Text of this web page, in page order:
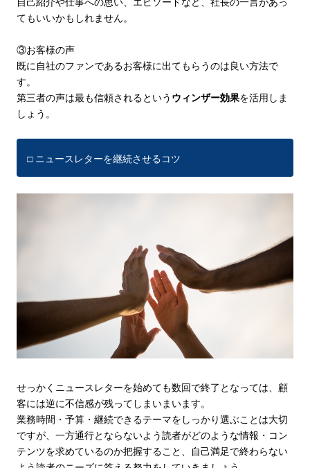
てもいいかもしれません。
③お客様の声
既に自社のファンであるお客様に出てもらうのは良い方法で
す。
第三者の声は最も信頼されるという ウィンザー効果を活用しま
しょう。
□ ニュースレターを継続させるコツ
せっかくニュースレターを始めても数回で終了となっては、顧
客には逆に不信感が残ってしまいまいます。
業務時間・予算・継続できるテーマをしっかり選ぶことは大切
ですが、一方通行とならないよう読者がどのような情報・コン
テンツを求めているのか把握すること、自己満足で終わらない